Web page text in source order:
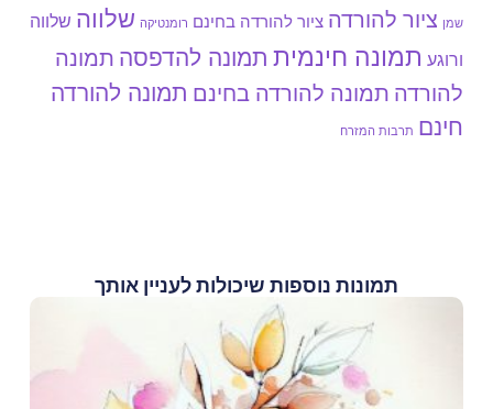
שמן ציור להורדה ציור להורדה בחינם רומנטיקה שלווה שלווה
ורוגע תמונה חינמית תמונה להדפסה תמונה
להורדה תמונה להורדה בחינם תמונה להורדה
חינם תרבות המזרח
תמונות נוספות שיכולות לעניין אותך